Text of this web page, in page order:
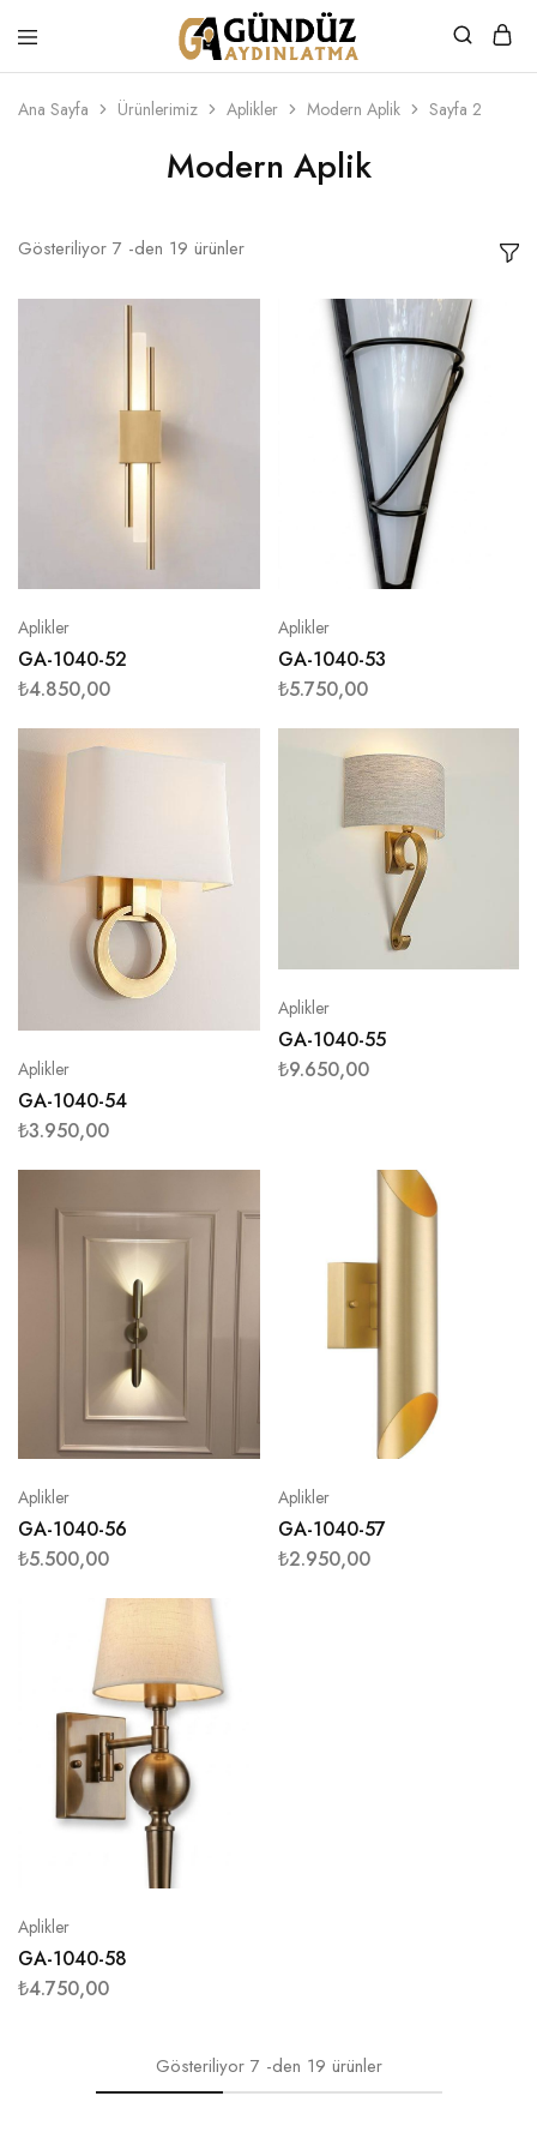
Gündüz
Özel
Ürünler
Ana Sayfa Ürünlerimiz Aplikler Modern Aplik Sayfa 2
Modern Aplik
Gösteriliyor 7 -den 19 ürünler
Aplikler
GA-1040-52
₺4.850,00
Aplikler
GA-1040-53
₺5.750,00
Aplikler
GA-1040-54
₺3.950,00
Aplikler
GA-1040-55
₺9.650,00
Aplikler
GA-1040-56
₺5.500,00
Aplikler
GA-1040-57
₺2.950,00
Aplikler
GA-1040-58
₺4.750,00
Gösteriliyor7 -den 19 ürünler